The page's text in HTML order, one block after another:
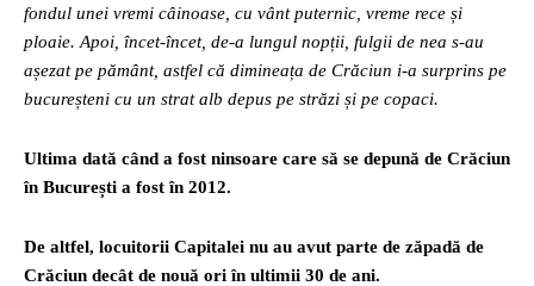
fondul unei vremi câinoase, cu vânt puternic, vreme rece și
ploaie. Apoi, încet-încet, de-a lungul nopții, fulgii de nea s-au
așezat pe pământ, astfel că dimineața de Crăciun i-a surprins pe
bucureșteni cu un strat alb depus pe străzi și pe copaci.
Ultima dată când a fost ninsoare care să se depună de Crăciun
în București a fost în 2012.
De altfel, locuitorii Capitalei nu au avut parte de zăpadă de
Crăciun decât de nouă ori în ultimii 30 de ani.